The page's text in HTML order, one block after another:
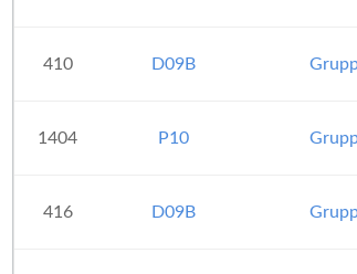
410 D09B
1404 P10
416 D09B